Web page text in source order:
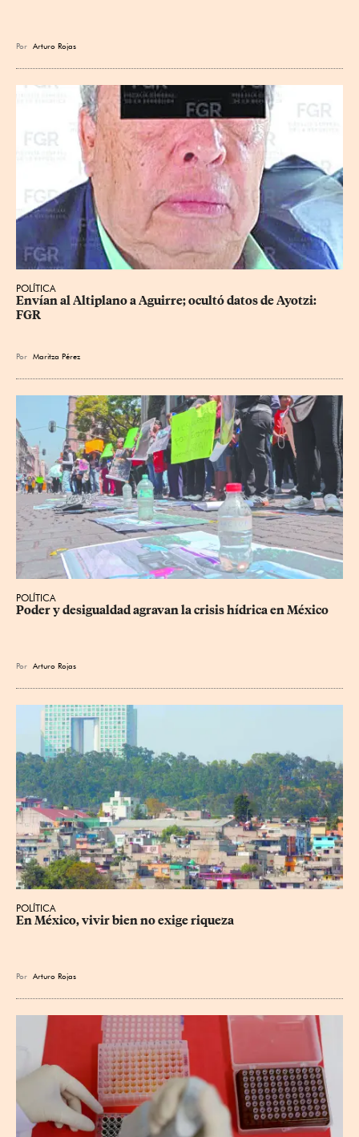
Por Arturo Rojas
POLÍTICA
Envían al Altiplano a Aguirre; ocultó datos de Ayotzi:
FGR
Por Maritza Pérez
POLÍTICA
Poder y desigualdad agravan la crisis hídrica en México
Por Arturo Rojas
POLÍTICA
En México, vivir bien no exige riqueza
Por Arturo Rojas